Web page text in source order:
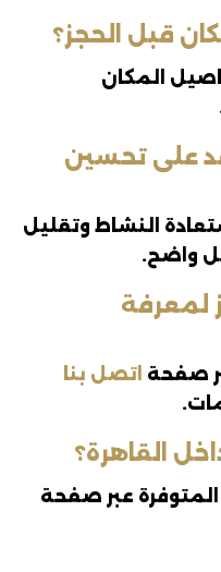
قبل الحجز؟
المكان
على تحسين
النشاط وتقليل
واضح.
لمعرفة
صفحة اتصل بنا
القاهرة؟
عبر صفحة